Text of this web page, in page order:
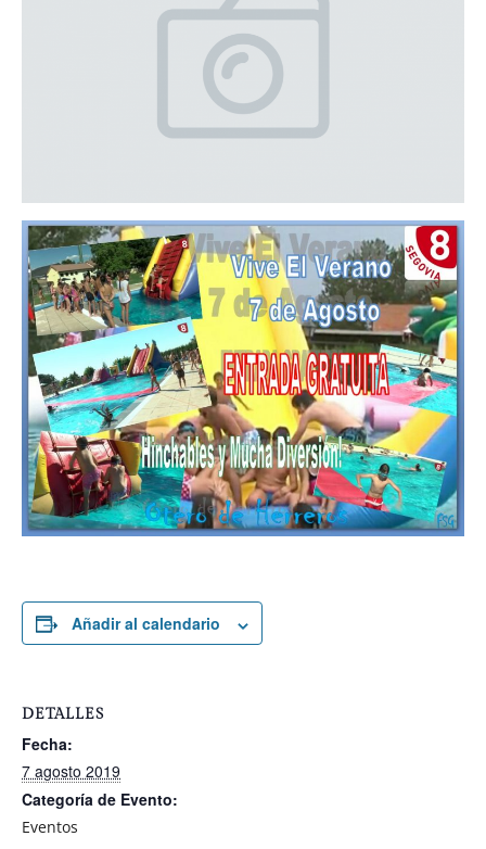
Añadir al calendario
DETALLES
Fecha:
7 agosto 2019
Categoría de Evento:
Eventos